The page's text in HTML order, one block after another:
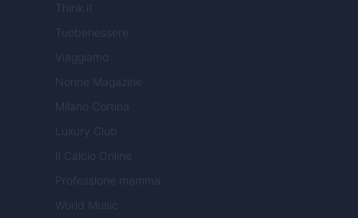
Think.it
Tuobenessere
Viaggiamo
Nonne Magazine
Milano Cortina
Luxury Club
Il Calcio Online
Professione mamma
World Music